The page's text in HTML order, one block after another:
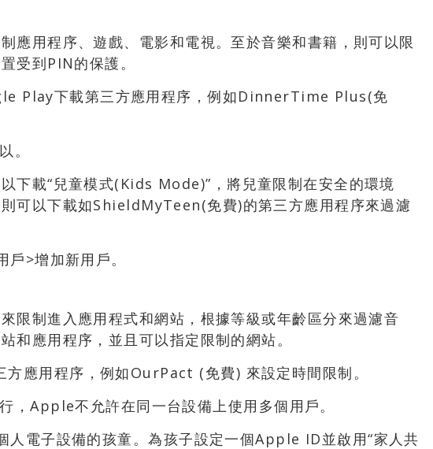
制應用程序、遊戲、電影和電視。至於音樂和書籍，則可以限
受到PIN的保護。
Play下載第三方應用程序，例如DinnerTime Plus(免
。
以下載“兒童模式(Kids Mode)”，將兒童限制在安全的環境
可以下載如ShieldMyTeen(免費)的第三方應用程序來過濾
戶>增加新用戶。
來限制進入應用程式和網站，根據等級或年齡區分來過濾音
和應用程序，並且可以指定限制的網站。
方應用程序，例如OurPact (免費) 來設定時間限制。
，Apple不允許在同一台設備上使用多個用戶。
人電子設備的孩童。為孩子設定一個Apple ID並啟用“家人共